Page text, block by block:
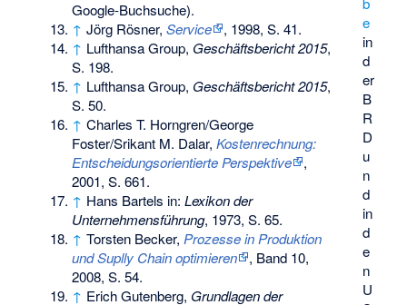
e
in
d
er
B
R
D
u
n
d
in
d
e
n
U
Google-Buchsuche).
↑ Jörg Rösner,Service
, 1998, S. 41.
↑ Lufthansa Group, Geschäftsbericht 2015,
S. 198.
↑ Lufthansa Group, Geschäftsbericht 2015,
S. 50.
↑ Charles T. Horngren/George
Foster/Srikant M. Dalar,Kostenrechnung:
Entscheidungsorientierte Perspektive
,
2001, S. 661.
↑ Hans Bartels in:Lexikon der
Unternehmensführung, 1973, S. 65.
↑ Torsten Becker,Prozesse in Produktion
und Suplly Chain optimieren
, Band 10,
2008, S. 54.
↑ Erich Gutenberg, Grundlagen der